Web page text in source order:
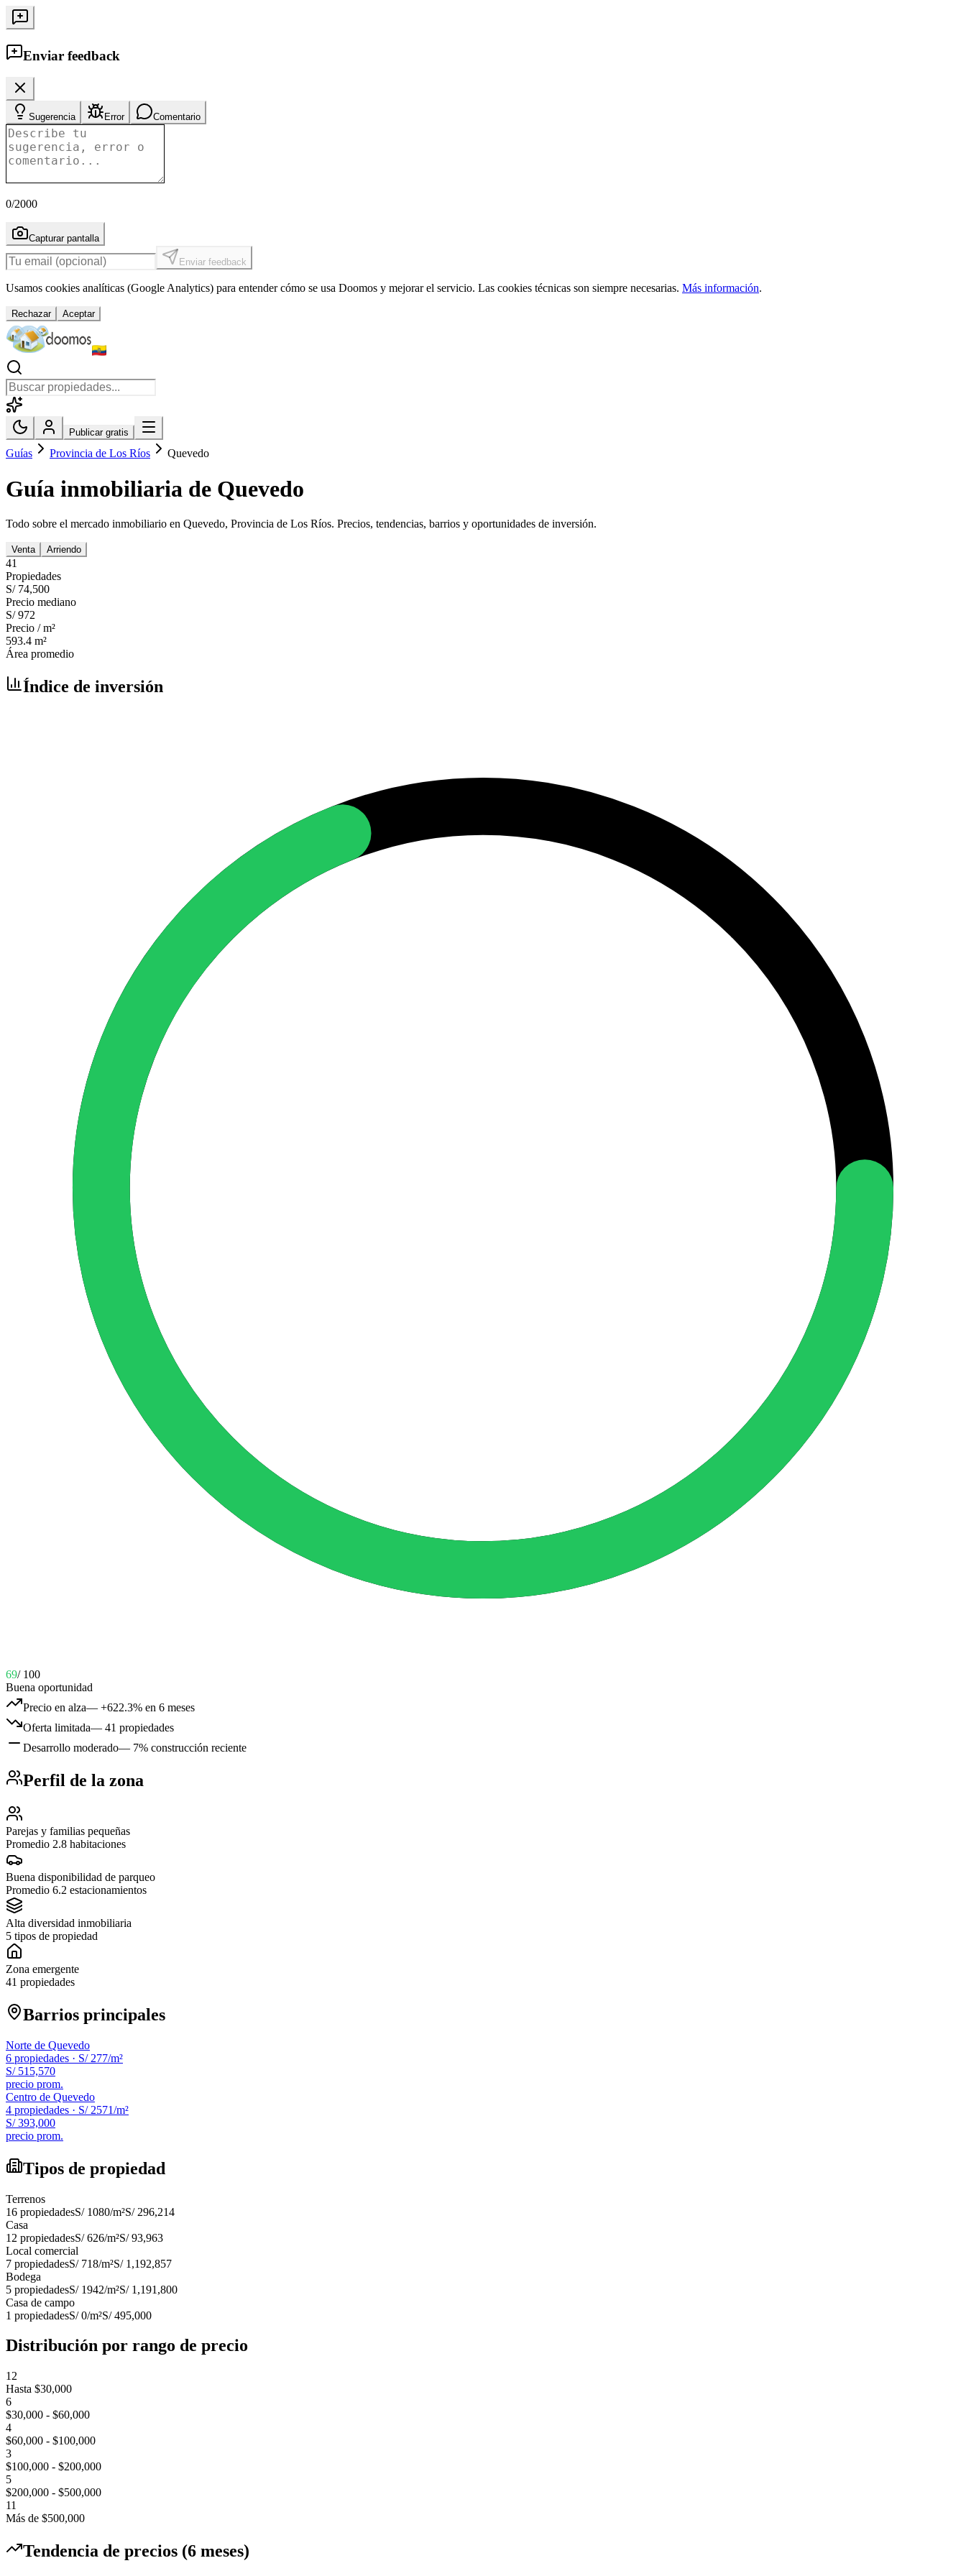
Enviar feedback
Sugerencia Error Comentario
0/2000
Capturar pantalla
Enviar feedback
Usamos cookies analíticas (Google Analytics) para entender cómo se usa Doomos y mejorar el servicio. Las cookies técnicas son siempre necesarias. Más información.
Rechazar Aceptar
Publicar gratis
Guías Provincia de Los Ríos Quevedo
Guía inmobiliaria de Quevedo
Todo sobre el mercado inmobiliario en Quevedo, Provincia de Los Ríos. Precios, tendencias, barrios y oportunidades de inversión.
Venta Arriendo
41
Propiedades
S/ 74,500
Precio mediano
S/ 972
Precio / m²
593.4 m²
Área promedio
Índice de inversión
69/ 100
Buena oportunidad
Precio en alza— +622.3% en 6 meses
Oferta limitada— 41 propiedades
Desarrollo moderado— 7% construcción reciente
Perfil de la zona
Parejas y familias pequeñas
Promedio 2.8 habitaciones
Buena disponibilidad de parqueo
Promedio 6.2 estacionamientos
Alta diversidad inmobiliaria
5 tipos de propiedad
Zona emergente
41 propiedades
Barrios principales
Norte de Quevedo
6 propiedades · S/ 277/m²
S/ 515,570
precio prom.
Centro de Quevedo
4 propiedades · S/ 2571/m²
S/ 393,000
precio prom.
Tipos de propiedad
Terrenos
16 propiedadesS/ 1080/m²S/ 296,214
Casa
12 propiedadesS/ 626/m²S/ 93,963
Local comercial
7 propiedadesS/ 718/m²S/ 1,192,857
Bodega
5 propiedadesS/ 1942/m²S/ 1,191,800
Casa de campo
1 propiedadesS/ 0/m²S/ 495,000
Distribución por rango de precio
12
Hasta $30,000
6
$30,000 - $60,000
4
$60,000 - $100,000
3
$100,000 - $200,000
5
$200,000 - $500,000
11
Más de $500,000
Tendencia de precios (6 meses)